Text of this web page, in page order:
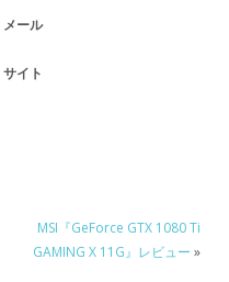
メール
サイト
MSI『GeForce GTX 1080 Ti
GAMING X 11G』レビュー »